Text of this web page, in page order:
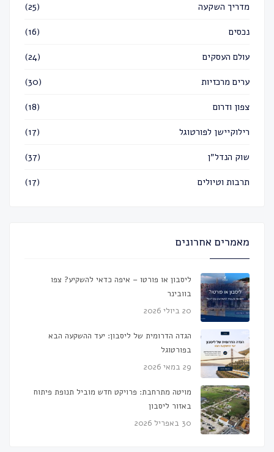
מדריך השקעה (25)
נכסים (16)
עולם העסקים (24)
ערים מרכזיות (30)
צפון ודרום (18)
רילוקיישן לפורטוגל (17)
שוק הנדל״ן (37)
תרבות וטיולים (17)
מאמרים אחרונים
ליסבון או פורטו – איפה כדאי להשקיע? צפו
בוובינר
20 ביולי 2026
הגדה הדרומית של ליסבון: יעד ההשקעה הבא
בפורטוגל
29 במאי 2026
מויטה מתרחבת: פרויקט חדש מוביל תנופת פיתוח
באזור ליסבון
30 באפריל 2026